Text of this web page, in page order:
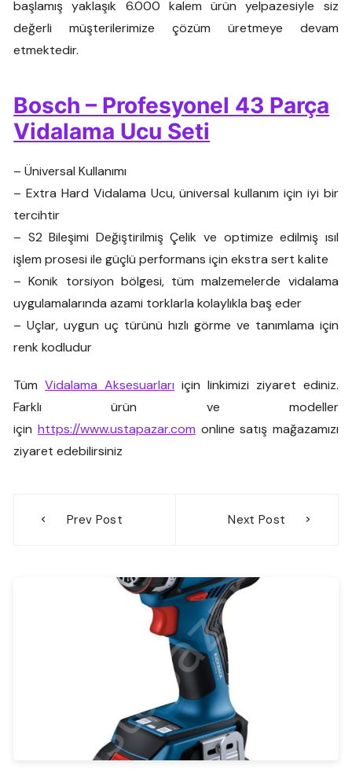
başlamış yaklaşık 6.000 kalem ürün yelpazesiyle siz
değerli müşterilerimize çözüm üretmeye devam
etmektedir.
Bosch – Profesyonel 43 Parça
Vidalama Ucu Seti
– Üniversal Kullanımı
– Extra Hard Vidalama Ucu, üniversal kullanım için iyi bir
tercihtir
– S2 Bileşimi Değiştirilmiş Çelik ve optimize edilmiş ısıl
işlem prosesi ile güçlü performans için ekstra sert kalite
– Konik torsiyon bölgesi, tüm malzemelerde vidalama
uygulamalarında azami torklarla kolaylıkla baş eder
– Uçlar, uygun uç türünü hızlı görme ve tanımlama için
renk kodludur
TümVidalama Aksesuarları için linkimizi ziyaret ediniz.
Farklı ürün ve modeller
için https://www.ustapazar.com online satış mağazamızı
ziyaret edebilirsiniz
gezinmesi
Prev Post Next Post